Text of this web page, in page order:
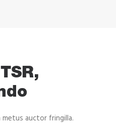
auctor fringilla.